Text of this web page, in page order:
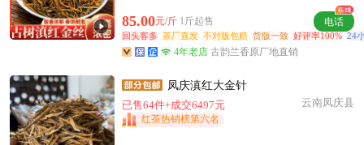
附近高**老板23小时前看了商品
附近洪**老板15小时前获取了报价
附近罗**老板12小时前成功采购
石家庄市孙**老板27分钟前获取了报价
附近齐**老板18小时前获取了报价
85.00元/斤 1斤起售 电话
回头客多 茶厂直发 不对版包赔 货版一致 好评率100% 24
4年老店 古韵兰香原厂地直销
凤庆滇红大金针
已售64件+成交6497元
云南凤庆县
红茶热销榜第六名